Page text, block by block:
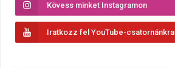
Kövess minket Instagramon
Iratkozz fel YouTube-csatornánkra